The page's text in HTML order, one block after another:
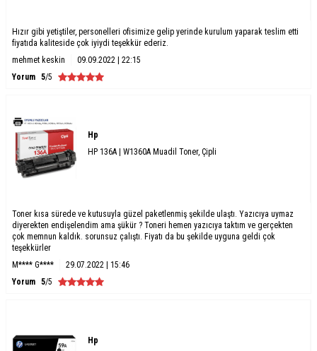
Hızır gibi yetiştiler, personelleri ofisimize gelip yerinde kurulum yaparak teslim etti
fiyatıda kaliteside çok iyiydi teşekkür ederiz.
mehmet keskin
09.09.2022 | 22:15
Yorum 5/5
Hp
HP 136A | W1360A Muadil Toner, Çipli
Toner kısa sürede ve kutusuyla güzel paketlenmiş şekilde ulaştı. Yazıcıya uymaz
diyerekten endişelendim ama şükür ? Toneri hemen yazıcıya taktım ve gerçekten
çok memnun kaldık. sorunsuz çalıştı. Fiyatı da bu şekilde uyguna geldi çok
teşekkürler
M**** G****
29.07.2022 | 15:46
Yorum 5/5
Hp